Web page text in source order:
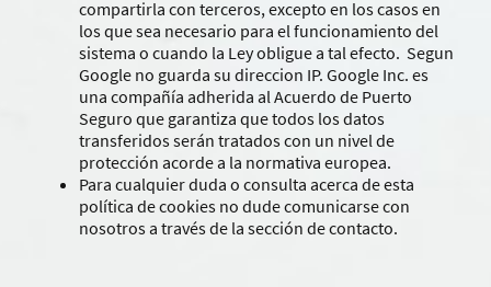
compartirla con terceros, excepto en los casos en
los que sea necesario para el funcionamiento del
sistema o cuando la Ley obligue a tal efecto. Segun
Google no guarda su direccion IP. Google Inc. es
una compañía adherida al Acuerdo de Puerto
Seguro que garantiza que todos los datos
transferidos serán tratados con un nivel de
protección acorde a la normativa europea.
Para cualquier duda o consulta acerca de esta
política de cookies no dude comunicarse con
nosotros a través de la sección de contacto.